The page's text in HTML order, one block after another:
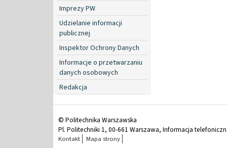
Imprezy PW
Udzielanie informacji
publicznej
Inspektor Ochrony Danych
Informacje o przetwarzaniu
danych osobowych
Redakcja
© Politechnika Warszawska
Pl. Politechniki 1, 00-661 Warszawa, Informacja
Kontakt Mapa strony